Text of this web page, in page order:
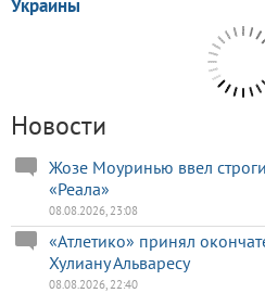
Новости
Жозе Моуринью ввел
«Реала»
08.08.2026, 23:08
«Атлетико» принял
Хулиану Альваресу
08.08.2026, 22:40